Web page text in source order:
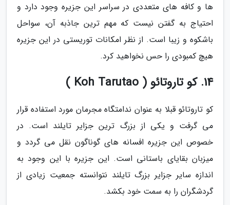
ها و کافه های متعددی در سراسر این جزیره وجود دارد و
احتیاج به گفتن نیست که مهم ترین جاذبه آن، سواحل
باشکوه و زیبا است. از نظر امکانات توریستی در این جزیره
هیچ کمبودی را حس نخواهید کرد.
14. کو تاروتائو ( Koh Tarutao )
کو تاروتائو قبلا به عنوان ندامتگاه مجرمان مورد استفاده قرار
می گرفت و یکی از بزرگ ترین جزایر تایلند است. در
خصوص این جزیره افسانه های گوناگون نقل می گردد و
میزبان بقایای باستانی است. این جزیره با این وجود به
اندازه سایر جزایر بزرگ تایلند نتوانسته جمعیت زیادی از
گردشگران را به سمت خود بکشد.